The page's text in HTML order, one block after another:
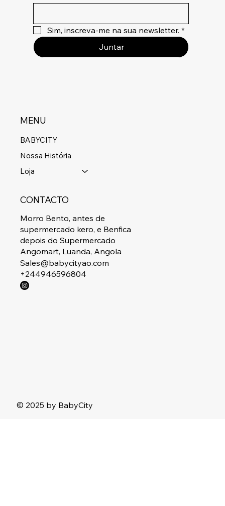
Sim, inscreva-me na sua newsletter. *
Juntar
MENU
BABYCITY
Nossa História
Loja
CONTACTO
Morro Bento, antes de
supermercado kero, e Benfica
depois do Supermercado
Angomart, Luanda, Angola
Sales@babycityao.com
+244946596804
© 2025 by BabyCity